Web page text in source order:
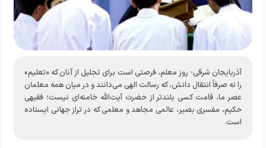
آذربایجان شرقی- روز معلم، فرصتی است برای تجلیل از آنان که «تعلیم»
را نه صرفاً انتقال دانش، که رسالت الهی می‌دانند و در میان همه معلمان
عصر ما، قامت کسی بلندتر از حضرت آیت‌الله خامنه‌ای نیست؛ فقیهی
حکیم، مفسری بصیر، عالمی مجاهد و معلمی که در تراز جهانی ایستاده
است.